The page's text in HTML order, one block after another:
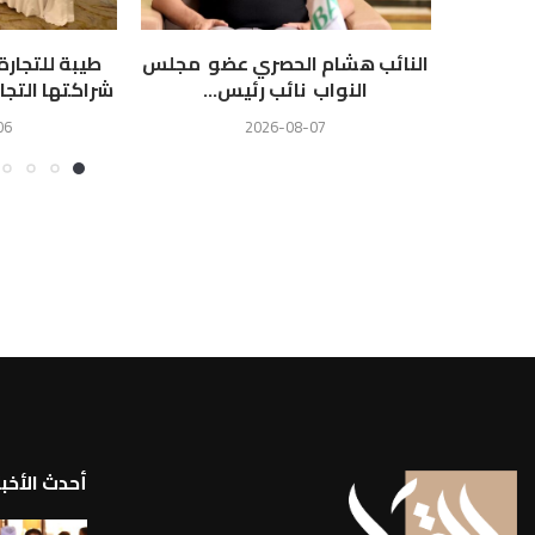
النائب هشام الحصري عضو مجلس
النواب نائب رئيس...
2026-08-07
طيبة
شراكتها
أحدث